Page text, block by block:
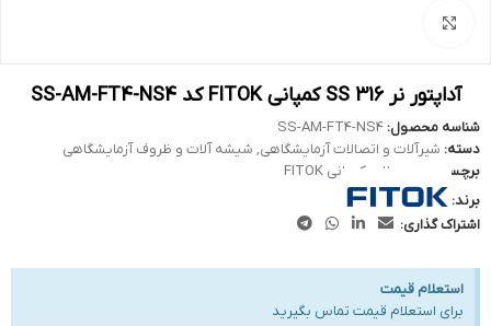
آداپتور نر 316 SS کمپانی FITOK کد SS-AM-FT4-NS4
شناسه محصول: SS-AM-FT4-NS4
دسته: شیرآلات و اتصالات آزمایشگاهی, شیشه آلات و ظروف آزمایشگاهی
برچسب:
محصولات کمپانی FITOK
برند:
اشتراک گذاری:
استعلام قیمت
برای استعلام قیمت تماس بگیرید